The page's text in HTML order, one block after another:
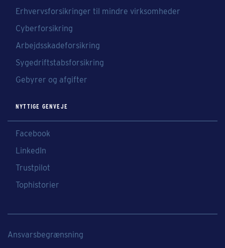
Erhvervsforsikringer til mindre virksomheder
Cyberforsikring
Arbejdsskadeforsikring
Sygedriftstabsforsikring
Gebyrer og afgifter
NYTTIGE GENVEJE
Facebook
LinkedIn
Trustpilot
Tophistorier
Ansvarsbegrænsning